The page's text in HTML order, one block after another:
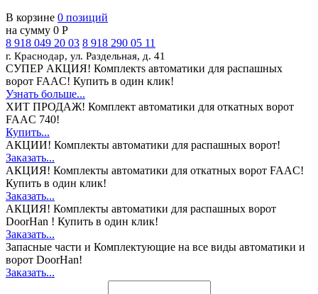
В корзине 0 позиций
на сумму 0 Р
8 918 049 20 03 8 918 290 05 11
г. Краснодар, ул. Раздельная, д. 41
СУПЕР АКЦИЯ! Комплектs автоматики для распашных
ворот FAAC! Купить в один клик!
Узнать больше...
ХИТ ПРОДАЖ! Комплект автоматики для откатных ворот
FAAC 740!
Купить...
АКЦИИ! Комплекты автоматики для распашных ворот!
Заказать...
АКЦИЯ! Комплекты автоматики для откатных ворот FAAC!
Купить в один клик!
Заказать...
АКЦИЯ! Комплекты автоматики для распашных ворот
DoorHan ! Купить в один клик!
Заказать...
Запасные части и Комплектующие на все виды автоматики и
ворот DoorHan!
Заказать...